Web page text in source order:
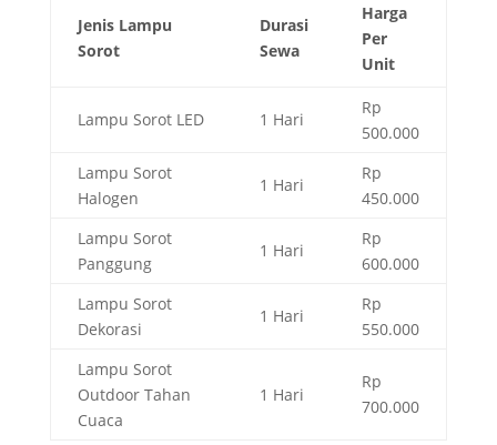
Jenis Lampu
Sorot
Durasi
Sewa
Harga
Per
Unit
Lampu Sorot LED 1 Hari
Rp
500.000
Lampu Sorot
Halogen
1 Hari
Rp
450.000
Lampu Sorot
Panggung
1 Hari
Rp
600.000
Lampu Sorot
Dekorasi
1 Hari
Rp
550.000
Lampu Sorot
Outdoor Tahan
Cuaca
1 Hari
Rp
700.000